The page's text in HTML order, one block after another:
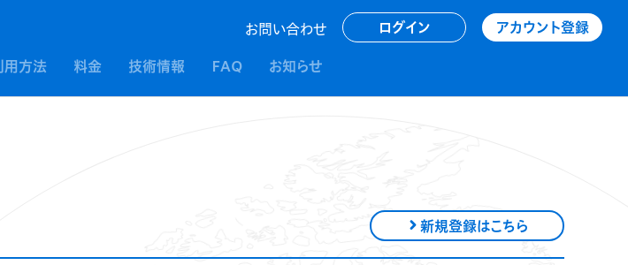
お問い合わせ ログイン アカウント登録
用方法 料金 技術情報 FAQ お知らせ
新規登録はこちら